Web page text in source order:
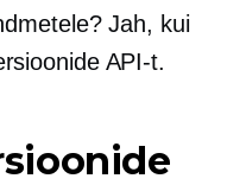
Jah, kui
API-t.